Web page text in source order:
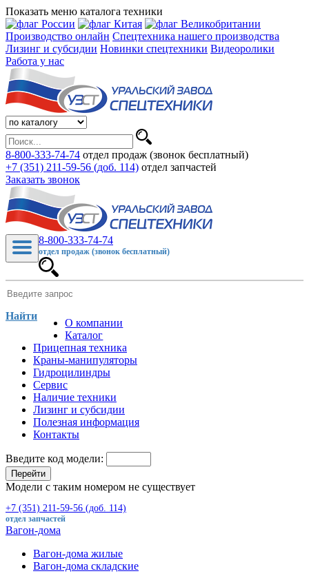
Показать меню каталога техники
Производство онлайн Спецтехника нашего производства
Лизинг и субсидии Новинки спецтехники Видеоролики
Работа у нас
8-800-333-74-74 отдел продаж (звонок бесплатный)
+7 (351) 211-59-56 (доб. 114) отдел запчастей
Заказать звонок
8-800-333-74-74
отдел продаж (звонок бесплатный)
Найти
О компании
Каталог
Прицепная техника
Краны-манипуляторы
Гидроцилиндры
Сервис
Наличие техники
Лизинг и субсидии
Полезная информация
Контакты
Введите код модели:
Перейти
Модели с таким номером не существует
+7 (351) 211-59-56 (доб. 114)
отдел запчастей
Вагон-дома
Вагон-дома жилые
Вагон-дома складские